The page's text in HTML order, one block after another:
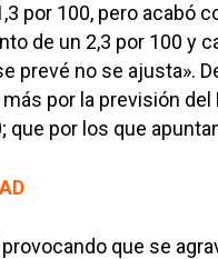
por 100, pero acabó
de un 2,3 por 100 y
prevé no se ajusta».
por la previsión del
que por los que
que se